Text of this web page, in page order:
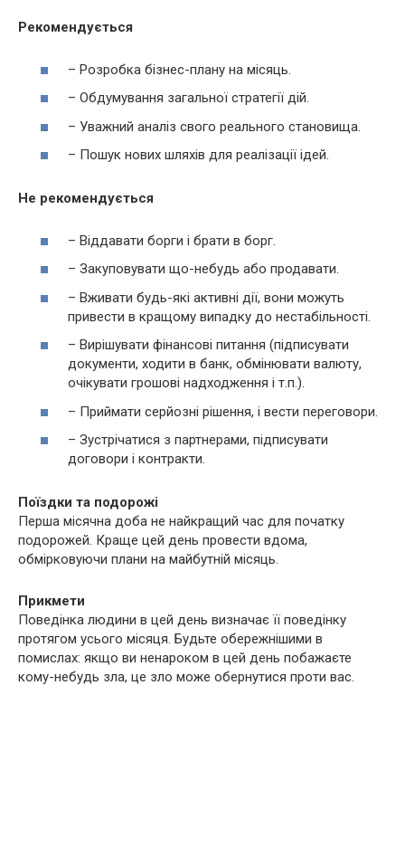
Рекомендується
– Розробка бізнес-плану на місяць.
– Обдумування загальної стратегії дій.
– Уважний аналіз свого реального становища.
– Пошук нових шляхів для реалізації ідей.
Не рекомендується
– Віддавати борги і брати в борг.
– Закуповувати що-небудь або продавати.
– Вживати будь-які активні дії, вони можуть
привести в кращому випадку до нестабільності.
– Вирішувати фінансові питання (підписувати
документи, ходити в банк, обмінювати валюту,
очікувати грошові надходження і т.п.).
– Приймати серйозні рішення, і вести переговори.
– Зустрічатися з партнерами, підписувати
договори і контракти.
Поїздки та подорожі
Перша місячна доба не найкращий час для початку
подорожей. Краще цей день провести вдома,
обмірковуючи плани на майбутній місяць.
Прикмети
Поведінка людини в цей день визначає її поведінку
протягом усього місяця. Будьте обережнішими в
помислах: якщо ви ненароком в цей день побажаєте
кому-небудь зла, це зло може обернутися проти вас.